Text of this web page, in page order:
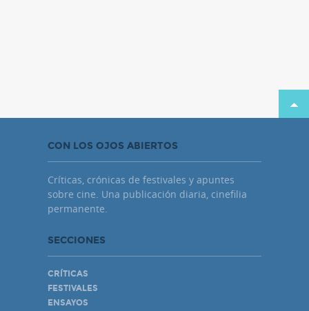
CON LOS OJOS ABIERTOS
Críticas, crónicas de festivales y apuntes
sobre cine. Una publicación diaria, cinefilia
permanente.
SECCIONES
CRÍTICAS
FESTIVALES
ENSAYOS